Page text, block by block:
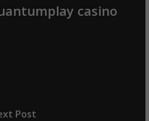
casino
Post